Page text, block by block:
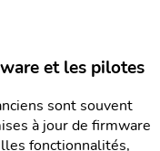
et les pilotes
sont souvent
à jour de firmware
fonctionnalités,